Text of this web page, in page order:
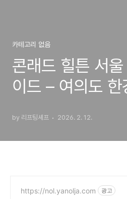
카테고리 없음
콘래드 힐튼 서
이드 – 여의도 한
by 리프팅셰프 2026. 2. 12.
https://nol.yanolja.com 광고